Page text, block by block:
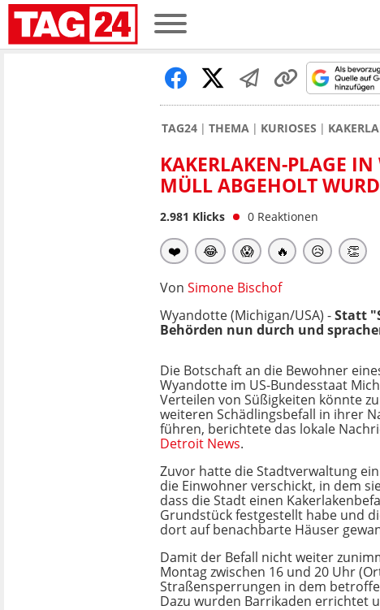
TAG24 THEMA KURIOSES
KAKERLAKEN-PLAGE
MÜLL ABGEHOLT
2.981 Klicks 0 Reaktionen
❤️ 😂 😱 🔥 😥 👏
Von Simone Bischof
Wyandotte (Michigan/USA) -Statt
Behörden nun durch und
Die Botschaft an die Bewohner
Wyandotte im US-Bundesstaat
Verteilen von Süßigkeiten könnte
weiteren Schädlingsbefall in ihrer
führen, berichtete das lokale
Detroit News.
Zuvor hatte die Stadtverwaltung
die Einwohner verschickt, in dem
dass die Stadt einen
Grundstück festgestellt habe und
dort auf benachbarte Häuser
Damit der Befall nicht weiter
Montag zwischen 16 und 20 Uhr
Straßensperrungen in dem
Dazu wurden Barrikaden errichtet